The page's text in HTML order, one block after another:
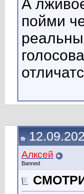
А
пойми
Алксей
Banned